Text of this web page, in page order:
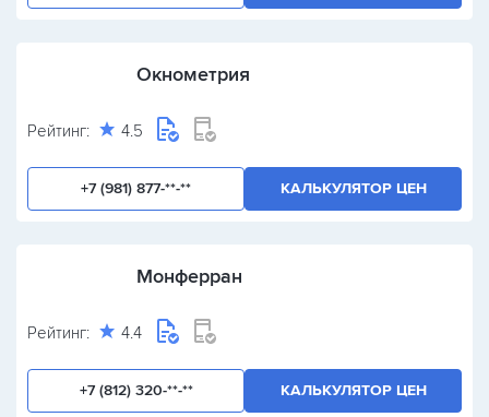
Окнометрия
Рейтинг: 4.5
+7 (981) 877-**-** КАЛЬКУЛЯТОР ЦЕН
Монферран
Рейтинг: 4.4
+7 (812) 320-**-** КАЛЬКУЛЯТОР ЦЕН